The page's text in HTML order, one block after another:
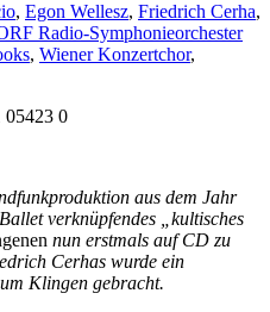
, Egon Wellesz, Friedrich Cerha,
Radio-Symphonieorchester
, Wiener Konzertchor,
05423 0
aus dem Jahr
verknüpfendes „kultisches
nun erstmals auf CD zu
Cerhas wurde ein
Klingen gebracht.